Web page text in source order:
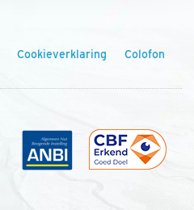
Cookieverklaring Colofon